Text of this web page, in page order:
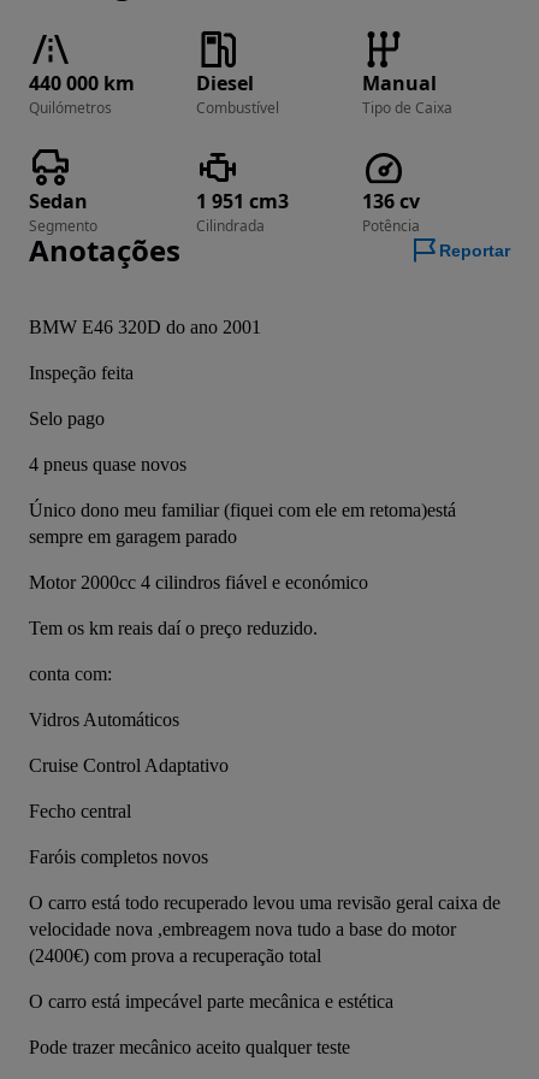
440 000 km
Quilómetros
Diesel
Combustível
Manual
Tipo de Caixa
Sedan
Segmento
1 951 cm3
Cilindrada
136 cv
Potência
Anotações Reportar
BMW E46 320D do ano 2001
Inspeção feita
Selo pago
4 pneus quase novos
Único dono meu familiar (fiquei com ele em retoma)está
sempre em garagem parado
Motor 2000cc 4 cilindros fiável e económico
Tem os km reais daí o preço reduzido.
conta com:
Vidros Automáticos
Cruise Control Adaptativo
Fecho central
Faróis completos novos
O carro está todo recuperado levou uma revisão geral caixa de
velocidade nova ,embreagem nova tudo a base do motor
(2400€) com prova a recuperação total
O carro está impecável parte mecânica e estética
Pode trazer mecânico aceito qualquer teste